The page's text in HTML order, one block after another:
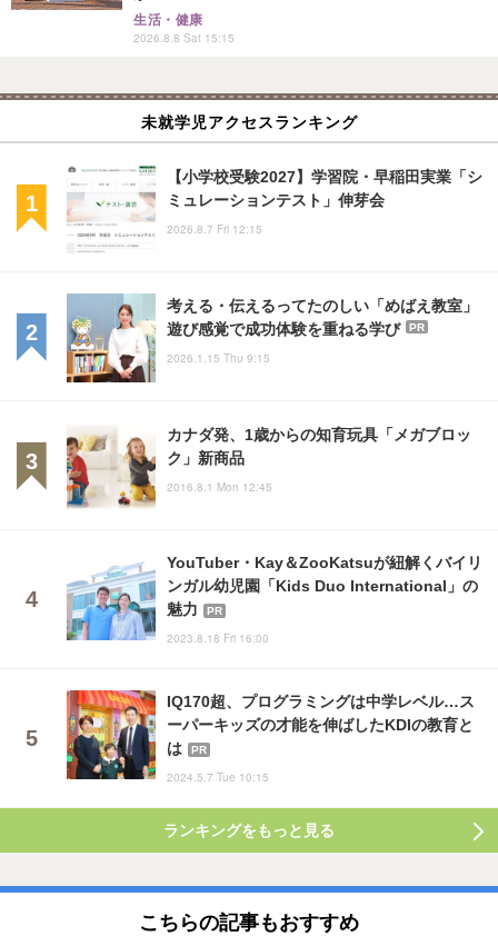
生活・健康
2026.8.8 Sat 15:15
未就学児アクセスランキング
【小学校受験2027】学習院・早稲田実業「シ
ミュレーションテスト」伸芽会
2026.8.7 Fri 12:15
考える・伝えるってたのしい「めばえ教室」
遊び感覚で成功体験を重ねる学び
PR
2026.1.15 Thu 9:15
カナダ発、1歳からの知育玩具「メガブロッ
ク」新商品
2016.8.1 Mon 12:45
YouTuber・Kay＆ZooKatsuが紐解くバイリ
ンガル幼児園「Kids Duo International」の
魅力
PR
2023.8.18 Fri 16:00
IQ170超、プログラミングは中学レベル…ス
ーパーキッズの才能を伸ばしたKDIの教育と
は
PR
2024.5.7 Tue 10:15
ランキングをもっと見る
こちらの記事もおすすめ